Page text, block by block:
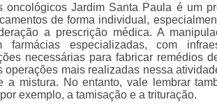
oncológicos Jardim Santa Paula é um
de forma individual,
a prescrição médica. A
especializadas, com
necessárias para fabricar remédios
operações mais realizadas nessa
a mistura. No entanto, vale lembrar
exemplo, a tamisação e a trituração.